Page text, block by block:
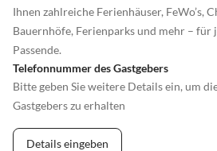
Ihnen zahlreiche Ferienhäuser, FeWo’s,
Bauernhöfe, Ferienparks und mehr – für
Passende.
Telefonnummer des Gastgebers
Bitte geben Sie weitere Details ein, um
Gastgebers zu erhalten
Details eingeben